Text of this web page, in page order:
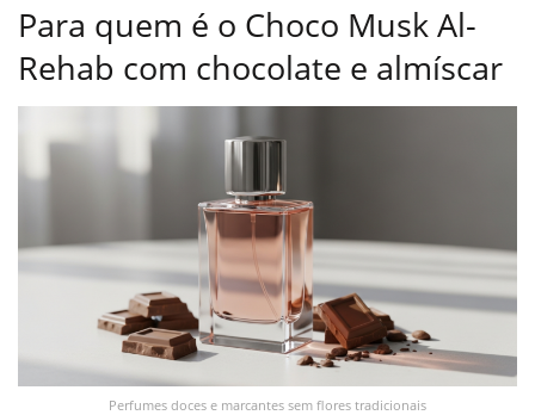
Para quem é o Choco Musk Al-
Rehab com chocolate e almíscar
Perfumes doces e marcantes sem flores tradicionais